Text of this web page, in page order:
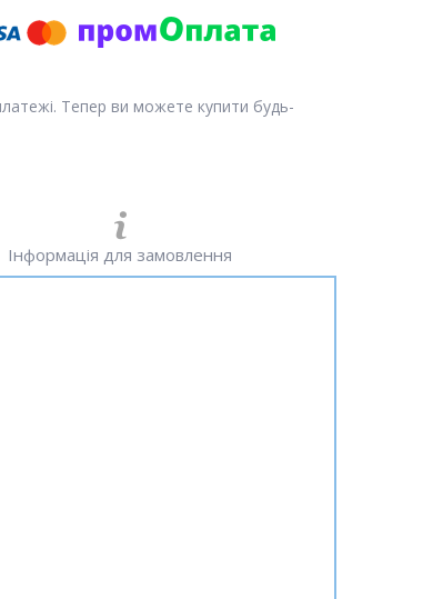
Тепер ви можете купити будь-
Інформація для замовлення